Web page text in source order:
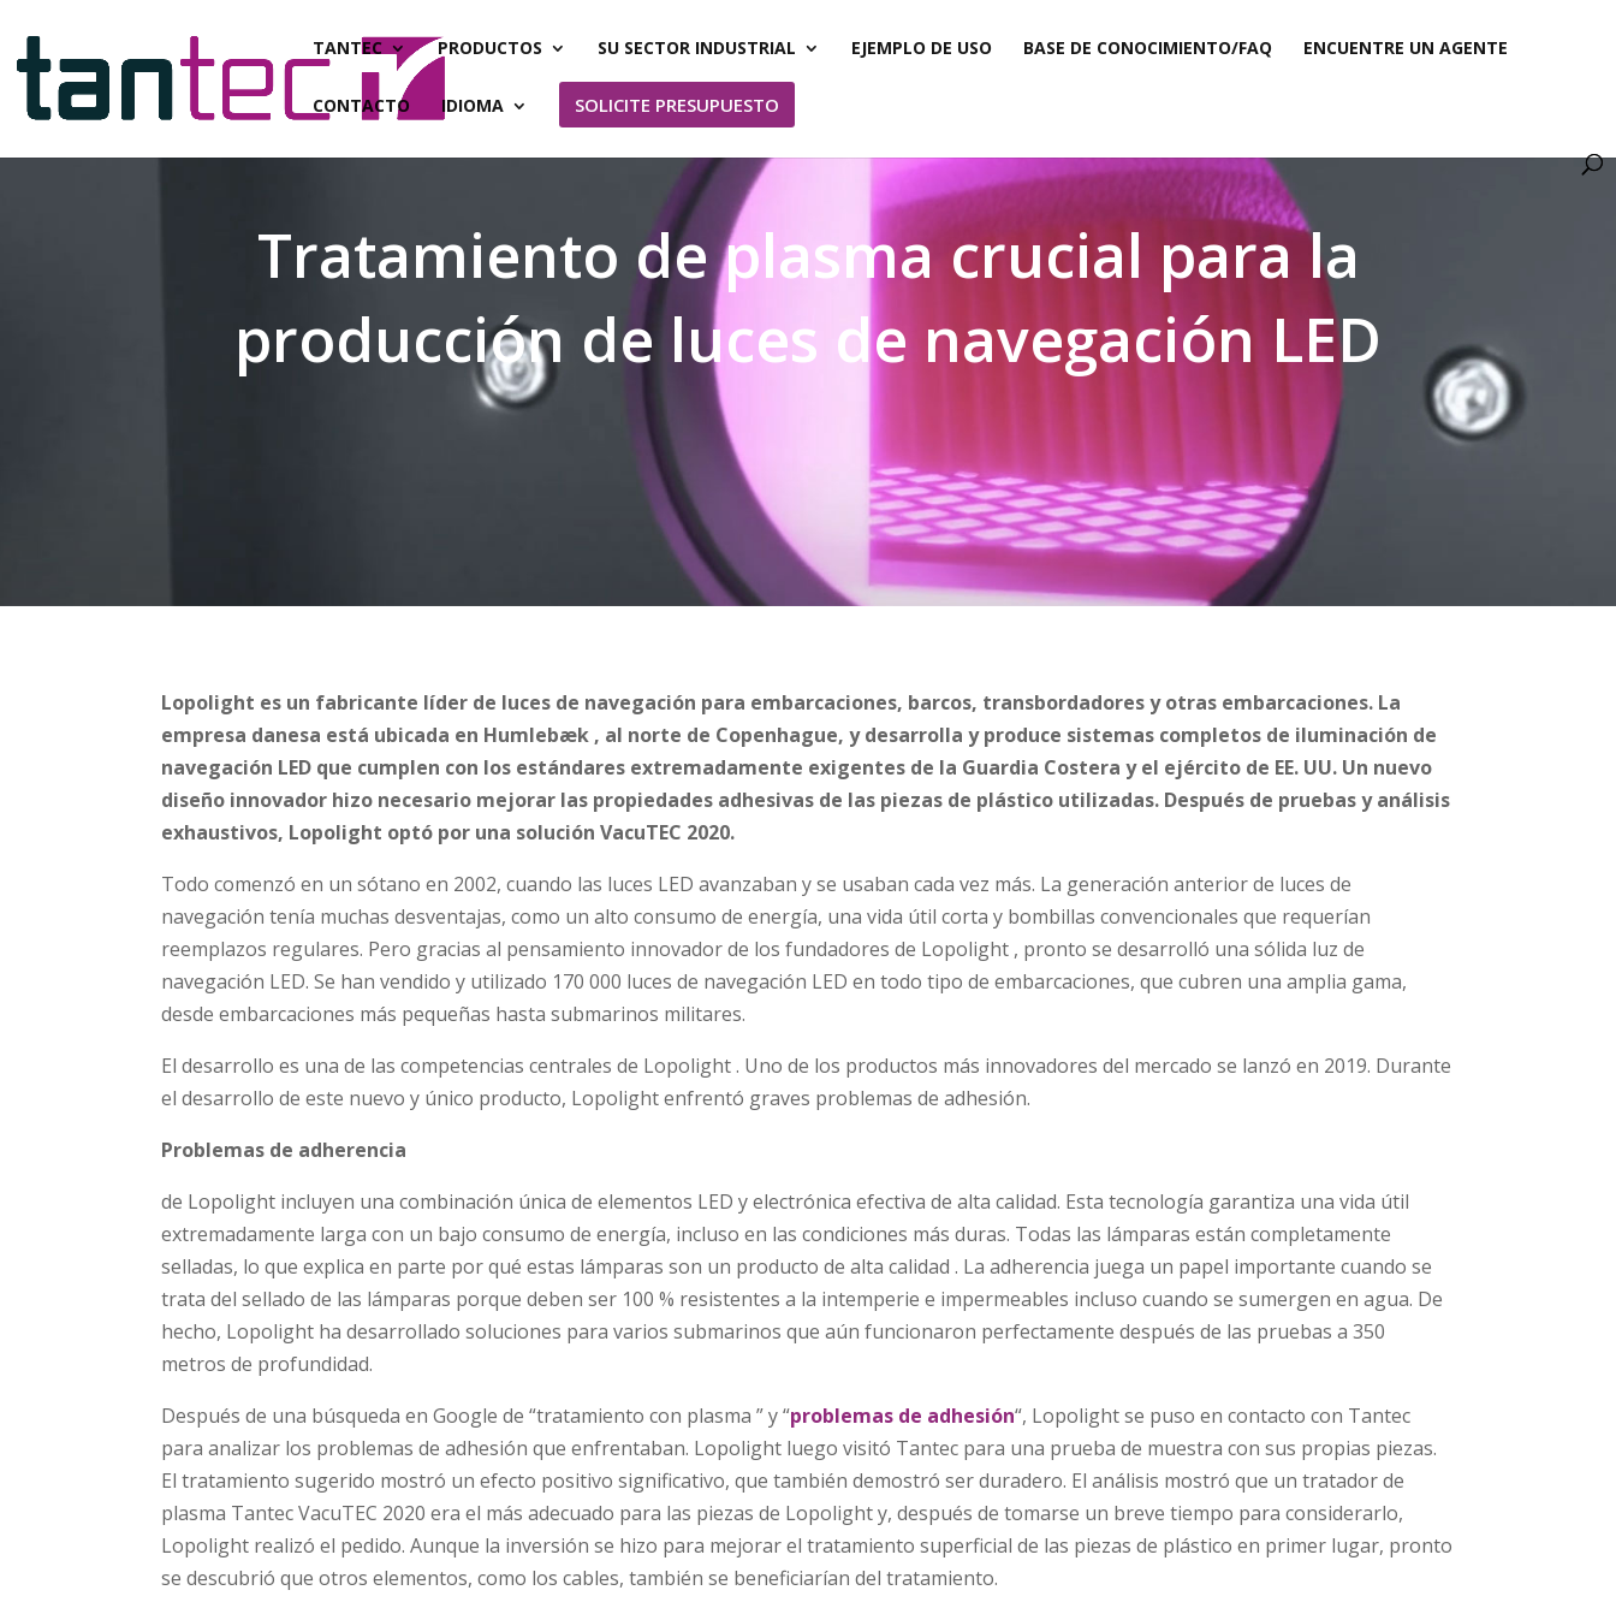
TANTEC PRODUCTOS SU SECTOR INDUSTRIAL EJEMPLO DE USO BASE DE CONOCIMIENTO/FAQ ENCUENTRE UN AGENTE
CONTACTO IDIOMA SOLICITE PRESUPUESTO
Tratamiento de plasma crucial para la
producción de luces de navegación LED
Lopolight es un fabricante líder de luces de navegación para embarcaciones, barcos, transbordadores y otras embarcaciones. La
empresa danesa está ubicada en Humlebæk , al norte de Copenhague, y desarrolla y produce sistemas completos de iluminación de
navegación LED que cumplen con los estándares extremadamente exigentes de la Guardia Costera y el ejército de EE. UU. Un nuevo
diseño innovador hizo necesario mejorar las propiedades adhesivas de las piezas de plástico utilizadas. Después de pruebas y análisis
exhaustivos, Lopolight optó por una solución VacuTEC 2020.
Todo comenzó en un sótano en 2002, cuando las luces LED avanzaban y se usaban cada vez más. La generación anterior de luces de
navegación tenía muchas desventajas, como un alto consumo de energía, una vida útil corta y bombillas convencionales que requerían
reemplazos regulares. Pero gracias al pensamiento innovador de los fundadores de Lopolight , pronto se desarrolló una sólida luz de
navegación LED. Se han vendido y utilizado 170 000 luces de navegación LED en todo tipo de embarcaciones, que cubren una amplia gama,
desde embarcaciones más pequeñas hasta submarinos militares.
El desarrollo es una de las competencias centrales de Lopolight . Uno de los productos más innovadores del mercado se lanzó en 2019. Durante
el desarrollo de este nuevo y único producto, Lopolight enfrentó graves problemas de adhesión.
Problemas de adherencia
de Lopolight incluyen una combinación única de elementos LED y electrónica efectiva de alta calidad. Esta tecnología garantiza una vida útil
extremadamente larga con un bajo consumo de energía, incluso en las condiciones más duras. Todas las lámparas están completamente
selladas, lo que explica en parte por qué estas lámparas son un producto de alta calidad . La adherencia juega un papel importante cuando se
trata del sellado de las lámparas porque deben ser 100 % resistentes a la intemperie e impermeables incluso cuando se sumergen en agua. De
hecho, Lopolight ha desarrollado soluciones para varios submarinos que aún funcionaron perfectamente después de las pruebas a 350
metros de profundidad.
Después de una búsqueda en Google de “tratamiento con plasma ” y “problemas de adhesión“, Lopolight se puso en contacto con Tantec
para analizar los problemas de adhesión que enfrentaban. Lopolight luego visitó Tantec para una prueba de muestra con sus propias piezas.
El tratamiento sugerido mostró un efecto positivo significativo, que también demostró ser duradero. El análisis mostró que un tratador de
plasma Tantec VacuTEC 2020 era el más adecuado para las piezas de Lopolight y, después de tomarse un breve tiempo para considerarlo,
Lopolight realizó el pedido. Aunque la inversión se hizo para mejorar el tratamiento superficial de las piezas de plástico en primer lugar, pronto
se descubrió que otros elementos, como los cables, también se beneficiarían del tratamiento.